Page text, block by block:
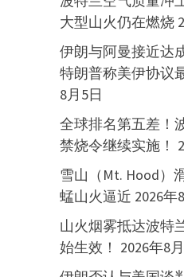
大型山火仍在燃烧
伊朗与阿曼接近达
特朗普称美伊协议
8月5日
全球排名第五差！
禁烧令继续实施！
雪山（Mt. Hood）
蜢山火逼近 2026年
山火烟雾抵达波特
始生效！ 2026年8